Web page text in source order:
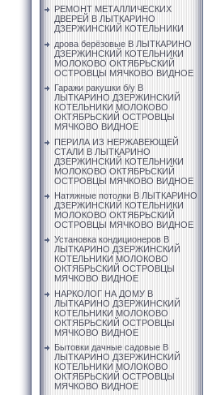
РЕМОНТ МЕТАЛЛИЧЕСКИХ
ДВЕРЕЙ В ЛЫТКАРИНО
ДЗЕРЖИНСКИЙ КОТЕЛЬНИКИ
дрова берёзовые В ЛЫТКАРИНО
ДЗЕРЖИНСКИЙ КОТЕЛЬНИКИ
МОЛОКОВО ОКТЯБРЬСКИЙ
ОСТРОВЦЫ МЯЧКОВО ВИДНОЕ
Гаражи ракушки б/у В
ЛЫТКАРИНО ДЗЕРЖИНСКИЙ
КОТЕЛЬНИКИ МОЛОКОВО
ОКТЯБРЬСКИЙ ОСТРОВЦЫ
МЯЧКОВО ВИДНОЕ
ПЕРИЛА ИЗ НЕРЖАВЕЮЩЕЙ
СТАЛИ В ЛЫТКАРИНО
ДЗЕРЖИНСКИЙ КОТЕЛЬНИКИ
МОЛОКОВО ОКТЯБРЬСКИЙ
ОСТРОВЦЫ МЯЧКОВО ВИДНОЕ
Натяжные потолки В ЛЫТКАРИНО
ДЗЕРЖИНСКИЙ КОТЕЛЬНИКИ
МОЛОКОВО ОКТЯБРЬСКИЙ
ОСТРОВЦЫ МЯЧКОВО ВИДНОЕ
Установка кондиционеров В
ЛЫТКАРИНО ДЗЕРЖИНСКИЙ
КОТЕЛЬНИКИ МОЛОКОВО
ОКТЯБРЬСКИЙ ОСТРОВЦЫ
МЯЧКОВО ВИДНОЕ
НАРКОЛОГ НА ДОМУ В
ЛЫТКАРИНО ДЗЕРЖИНСКИЙ
КОТЕЛЬНИКИ МОЛОКОВО
ОКТЯБРЬСКИЙ ОСТРОВЦЫ
МЯЧКОВО ВИДНОЕ
Бытовки дачные садовые В
ЛЫТКАРИНО ДЗЕРЖИНСКИЙ
КОТЕЛЬНИКИ МОЛОКОВО
ОКТЯБРЬСКИЙ ОСТРОВЦЫ
МЯЧКОВО ВИДНОЕ